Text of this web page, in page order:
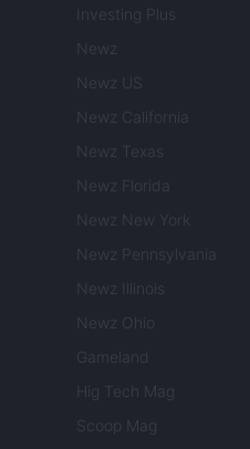
Investing Plus
Newz
Newz US
Newz California
Newz Texas
Newz Florida
Newz New York
Newz Pennsylvania
Newz Illinois
Newz Ohio
Gameland
Hig Tech Mag
Scoop Mag